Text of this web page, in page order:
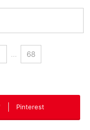
… 68
Pinterest